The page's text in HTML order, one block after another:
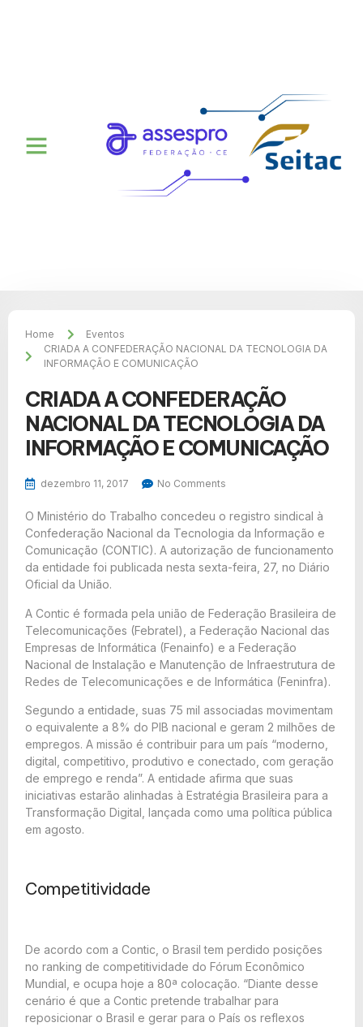
Home
Eventos
CRIADA A CONFEDERAÇÃO NACIONAL DA TECNOLOGIA DA
INFORMAÇÃO E COMUNICAÇÃO
CRIADA A CONFEDERAÇÃO
NACIONAL DA TECNOLOGIA DA
INFORMAÇÃO E COMUNICAÇÃO
dezembro 11, 2017 No Comments
O Ministério do Trabalho concedeu o registro sindical à
Confederação Nacional da Tecnologia da Informação e
Comunicação (CONTIC). A autorização de funcionamento
da entidade foi publicada nesta sexta-feira, 27, no Diário
Oficial da União.
A Contic é formada pela união de Federação Brasileira de
Telecomunicações (Febratel), a Federação Nacional das
Empresas de Informática (Fenainfo) e a Federação
Nacional de Instalação e Manutenção de Infraestrutura de
Redes de Telecomunicações e de Informática (Feninfra).
Segundo a entidade, suas 75 mil associadas movimentam
o equivalente a 8% do PIB nacional e geram 2 milhões de
empregos. A missão é contribuir para um país “moderno,
digital, competitivo, produtivo e conectado, com geração
de emprego e renda”. A entidade afirma que suas
iniciativas estarão alinhadas à Estratégia Brasileira para a
Transformação Digital , lançada como uma política pública
em agosto.
Competitividade
De acordo com a Contic, o Brasil tem perdido posições
no ranking de competitividade do Fórum Econômico
Mundial, e ocupa hoje a 80ª colocação. “Diante desse
cenário é que a Contic pretende trabalhar para
reposicionar o Brasil e gerar para o País os reflexos